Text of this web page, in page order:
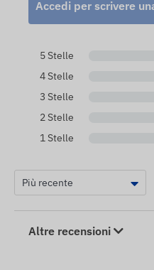
Accedi per scrivere
5 Stelle
4 Stelle
3 Stelle
2 Stelle
1 Stelle
Altre recensioni